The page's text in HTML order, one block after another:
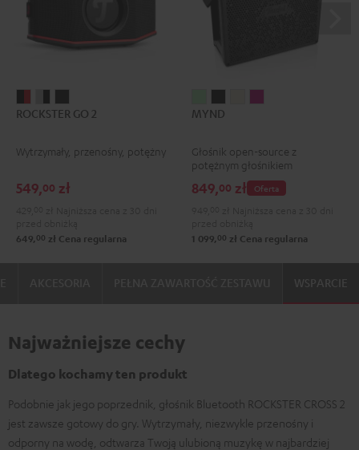
GO
Black
Red
GO
Gray
Black
GO
Night
ROCKSTER GO 2
Wytrzymały, przenośny, potężny
549,00 zł
649, 00 zł Cena regularna
Light
MYND
Głośnik open-source z
potężnym głośnikiem
Oferta
849,00 zł
1 099, 00 zł Cena regularna
WSPARCIE
Najważniejsze cechy
Dlatego kochamy ten produkt
Podobnie jak jego poprzednik, głośnik Bluetooth ROCKSTER CROSS 2
jest zawsze gotowy do gry. Wytrzymały, niezwykle przenośny i
odporny na wodę, odtwarza Twoją ulubioną muzykę w najbardziej